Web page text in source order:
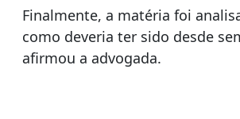
Finalmente, a matéria foi
como deveria ter sido desde
afirmou a advogada.